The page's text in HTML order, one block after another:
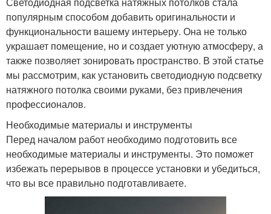
популярным способом добавить оригинальности и
функциональности вашему интерьеру. Она не только
украшает помещение, но и создает уютную атмосферу, а
также позволяет зонировать пространство. В этой статье
мы рассмотрим, как установить светодиодную подсветку
натяжного потолка своими руками, без привлечения
профессионалов.
Необходимые материалы и инструменты
Перед началом работ необходимо подготовить все
необходимые материалы и инструменты. Это поможет
избежать перерывов в процессе установки и убедиться,
что вы все правильно подготавливаете.